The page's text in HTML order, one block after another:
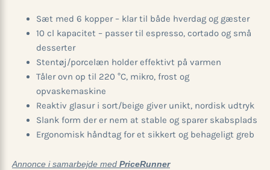
Sæt med 6 kopper – klar til både hverdag og gæster
10 cl kapacitet – passer til espresso, cortado og små
desserter
Stentøj/porcelæn holder effektivt på varmen
Tåler ovn op til 220 °C, mikro, frost og
opvaskemaskine
Reaktiv glasur i sort/beige giver unikt, nordisk udtryk
Slank form der er nem at stable og sparer skabsplads
Ergonomisk håndtag for et sikkert og behageligt greb
Annonce i samarbejde med PriceRunner